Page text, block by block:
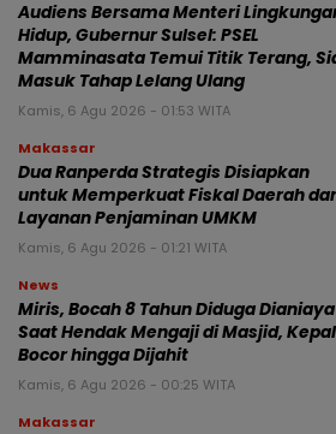
Audiens Bersama Menteri
Hidup, Gubernur Sulsel: PSEL
Mamminasata Temui Titik Terang,
Masuk Tahap Lelang Ulang
Kamis, 6 Agu 2026 - 01:53 WITA
Makassar
Dua Ranperda Strategis Disiapkan
untuk Memperkuat Fiskal Daerah
Layanan Penjaminan UMKM
Kamis, 6 Agu 2026 - 01:21 WITA
News
Miris, Bocah 8 Tahun Diduga Dianiaya
Saat Hendak Mengaji di Masjid,
Bocor hingga Dijahit
Kamis, 6 Agu 2026 - 00:25 WITA
Makassar